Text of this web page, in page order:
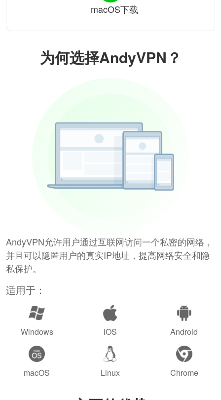
为何选择AndyVPN？
AndyVPN允许用户通过互联网访问一个私密的网络，
并且可以隐匿用户的真实IP地址，提高网络安全和隐
私保护。
适用于：
Windows iOS Android
macOS Linux Chrome
macOS下载